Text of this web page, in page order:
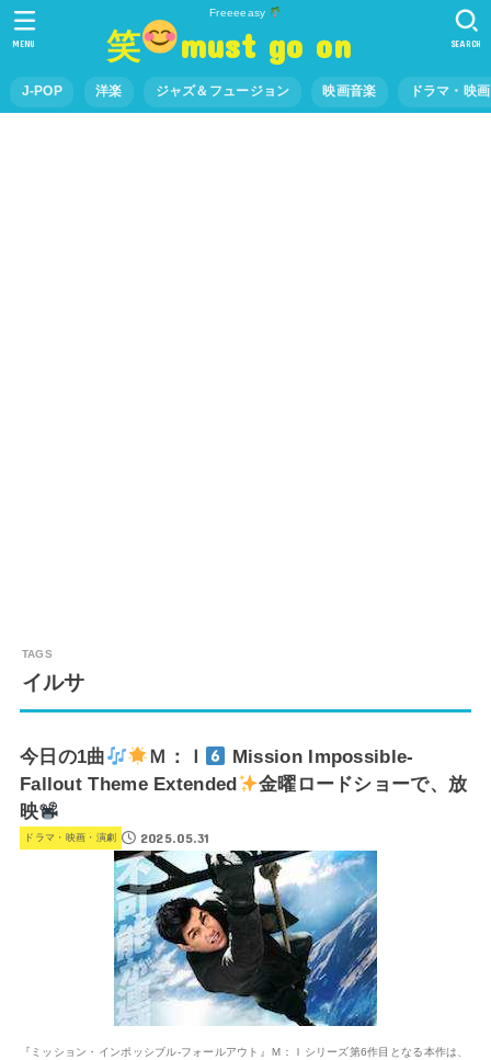
Freeeeasy
笑 must go on
J-POP 洋楽 ジャズ＆フュージョン 映画音楽 ドラマ・映
SEARCH
MENU
イルサ
今日の1曲 Ｍ：Ｉ
Mission Impossible-
Fallout Theme Extended
金曜ロードショーで、放
映
ドラマ・映画・演劇 2025.05.31
『ミッション・インポッシブル-フォールアウト』Ｍ：Ｉシリーズ第6作目となる本作は、